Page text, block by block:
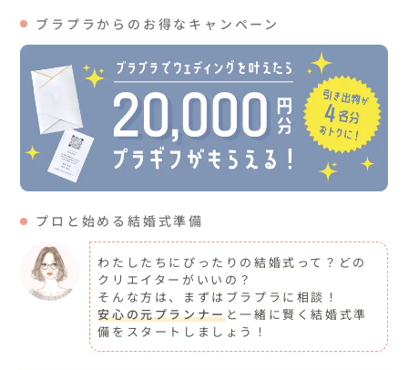
ブラプラからのお得なキャンペーン
プロと始める結婚式準備
わたしたちにぴったりの結婚式って？どの
クリエイターがいいの？
そんな方は、まずはブラプラに相談！
安心の元プランナーと一緒に賢く結婚式準
備をスタートしましょう！